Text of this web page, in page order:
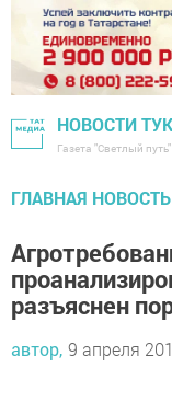
НОВОСТИ
Газета "Светлый
ГЛАВНАЯ НОВОСТЬ
разъяснен
автор, 9 апреля